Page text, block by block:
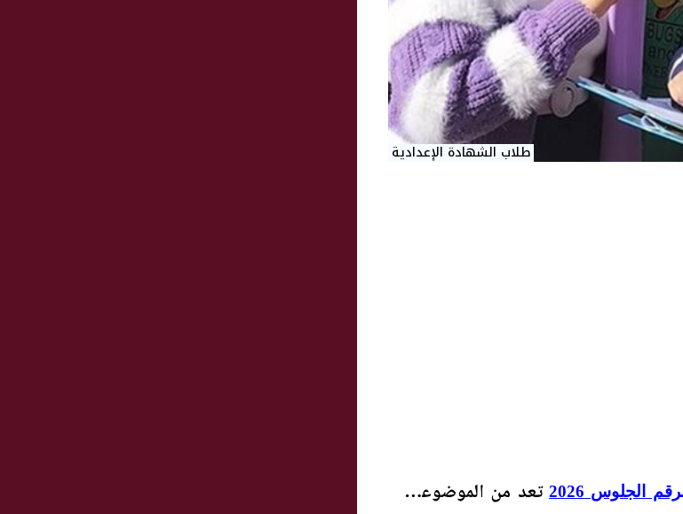
طلاب الشهادة الإعدادية
الجلوس 2026
تعد من الموضوعات